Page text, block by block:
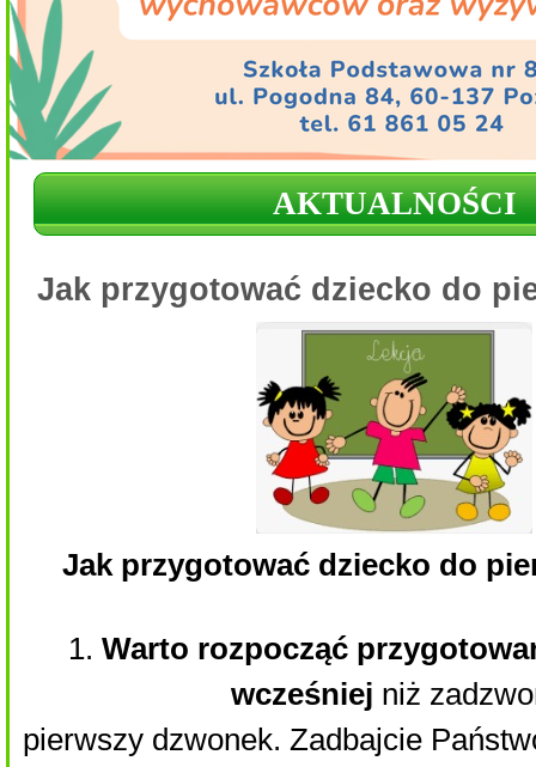
AKTUALNOŚCI
Jak przygotować dziecko do
Jak przygotować dziecko do
1. Warto rozpocząć
wcześniej niż
pierwszy dzwonek. Zadbajcie